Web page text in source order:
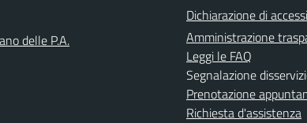
delle P.A.
Dichiarazione di
Amministrazione
Leggi le FAQ
Segnalazione
Prenotazione
Richiesta d'assistenza